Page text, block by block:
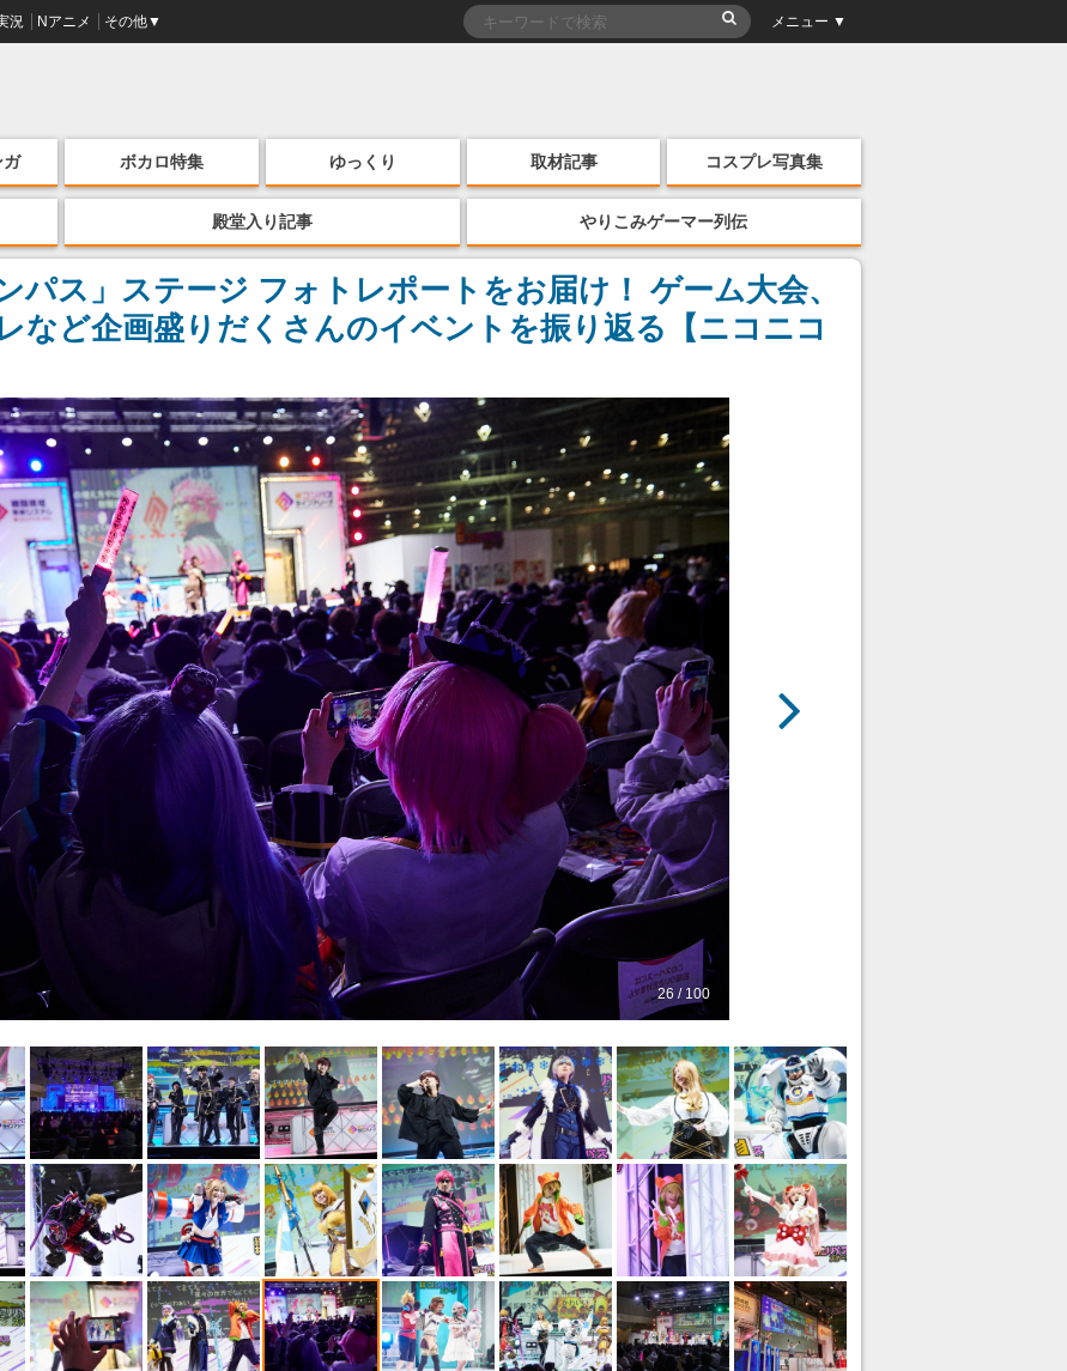
況 Nアニメ その他▼ メニュー ▼
ガ ボカロ特集 ゆっくり 取材記事 コスプレ写真集
殿堂入り記事 やりこみゲーマー列伝
パス」ステージ フォトレポートをお届け！ ゲーム大会、
など企画盛りだくさんのイベントを振り返る【ニコニコ
26 / 100